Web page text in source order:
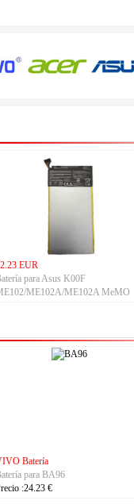
EUR
para Asus K00F
ME102A/ME102A MeMO
Batería
para BL-25AA
€